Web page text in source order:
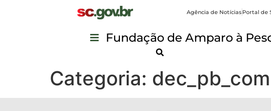
Agência de NotíciasPortal de
Fundação de Amparo à
Categoria: